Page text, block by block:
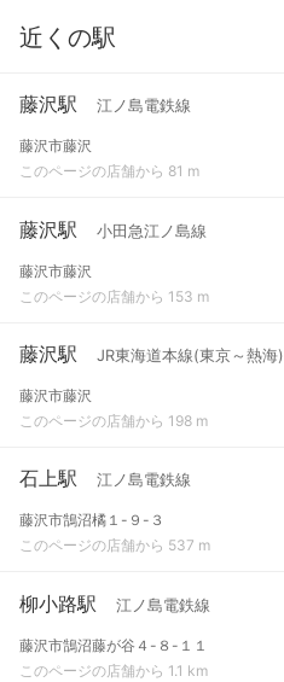
近くの駅
藤沢駅 江ノ島電鉄線
藤沢市藤沢
このページの店舗から 81 m
藤沢駅 小田急江ノ島線
藤沢市藤沢
このページの店舗から 153 m
藤沢駅 JR東海道本線(東京～熱海)
藤沢市藤沢
このページの店舗から 198 m
石上駅 江ノ島電鉄線
藤沢市鵠沼橘１-９-３
このページの店舗から 537 m
柳小路駅 江ノ島電鉄線
藤沢市鵠沼藤が谷４-８-１１
このページの店舗から 1.1 km